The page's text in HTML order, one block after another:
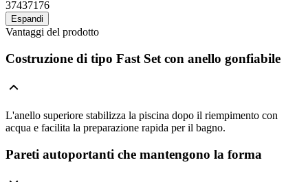
37437176
Espandi
Vantaggi del prodotto
Costruzione di tipo Fast Set con anello gonfiabile
L'anello superiore stabilizza la piscina dopo il riempimento con
acqua e facilita la preparazione rapida per il bagno.
Pareti autoportanti che mantengono la forma